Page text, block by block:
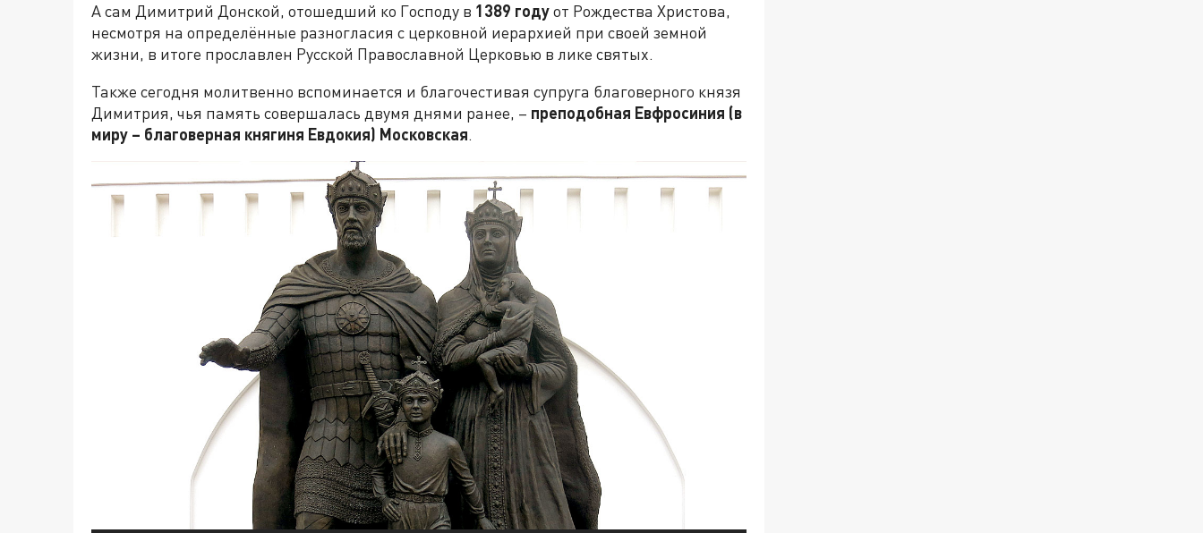
А сам Димитрий Донской, отошедший ко Господу в 1389 годуот Рождества Христова,
несмотря на определённые разногласия с церковной иерархией при своей земной
жизни, в итоге прославлен Русской Православной Церковью в лике святых.
Также сегодня молитвенно вспоминается и благочестивая супруга благоверного князя
Димитрия, чья память совершалась двумя днями ранее, – преподобная Евфросиния (в
миру – благоверная княгиня Евдокия) Московская.